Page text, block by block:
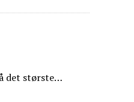
det største…